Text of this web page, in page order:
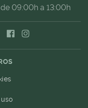
09:00h a 13:00h